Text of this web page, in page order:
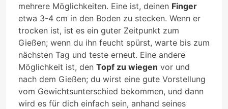
mehrere Möglichkeiten. Eine ist, deinen Finger
etwa 3-4 cm in den Boden zu stecken. Wenn er
trocken ist, ist es ein guter Zeitpunkt zum
Gießen; wenn du ihn feucht spürst, warte bis zum
nächsten Tag und teste erneut. Eine andere
Möglichkeit ist, den Topf zu wiegen vor und
nach dem Gießen; du wirst eine gute Vorstellung
vom Gewichtsunterschied bekommen, und dann
wird es für dich einfach sein, anhand seines